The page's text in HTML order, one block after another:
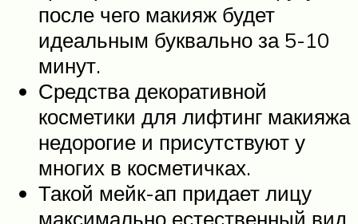
после чего макияж будет
идеальным буквально за 5-10
минут.
Средства декоративной
косметики для лифтинг макияжа
недорогие и присутствуют у
многих в косметичках.
Такой мейк-ап придает лицу
максимально естественный вид.